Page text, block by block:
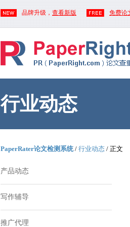
品牌升级， 查看新版 免费论
行业动态
PaperRater论文检测系统/ 行业动态 / 正文
产品动态
写作辅导
推广代理